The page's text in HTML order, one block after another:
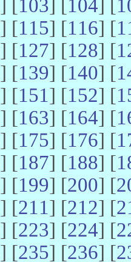
] [103] [104] [
] [115] [116] [
] [127] [128] [
] [139] [140] [
] [151] [152] [
] [163] [164] [
] [175] [176] [
] [187] [188] [
] [199] [200] [
] [211] [212] [
] [223] [224] [
] [235] [236] [